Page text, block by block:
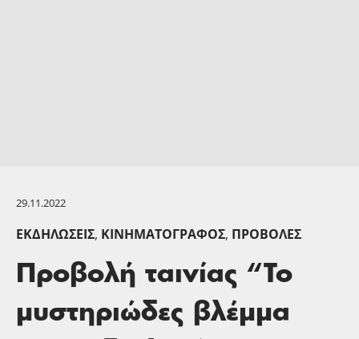
29.11.2022
ΕΚΔΗΛΏΣΕΙΣ, ΚΙΝΗΜΑΤΟΓΡΆΦΟΣ, ΠΡΟΒΟΛΈΣ
Προβολή ταινίας “Το
μυστηριώδες βλέμμα